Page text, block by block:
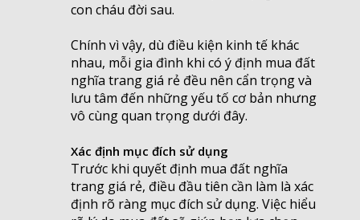
con cháu đời sau.
Chính vì vậy, dù điều kiện kinh tế khác
nhau, mỗi gia đình khi có ý định mua đất
nghĩa trang giá rẻ đều nên cẩn trọng và
lưu tâm đến những yếu tố cơ bản nhưng
vô cùng quan trọng dưới đây.
Xác định mục đích sử dụng
Trước khi quyết định mua đất nghĩa
trang giá rẻ, điều đầu tiên cần làm là xác
định rõ ràng mục đích sử dụng. Việc hiểu